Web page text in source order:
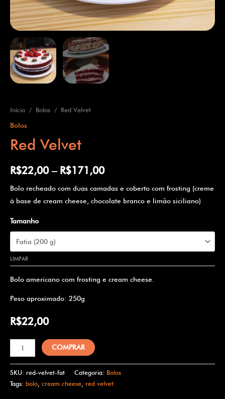
Início / Bolos / Red Velvet
Bolos
Red Velvet
R$22,00– R$171,00
Bolo recheado com duas camadas e coberto com frosting (creme
à base de cream cheese, chocolate branco e limão siciliano)
Tamanho
LIMPAR
Bolo americano com frosting e cream cheese.
Peso aproximado: 250g
R$22,00
COMPRAR
SKU: red-velvet-fat Categoria: Bolos
Tags: bolo, cream cheese, red velvet